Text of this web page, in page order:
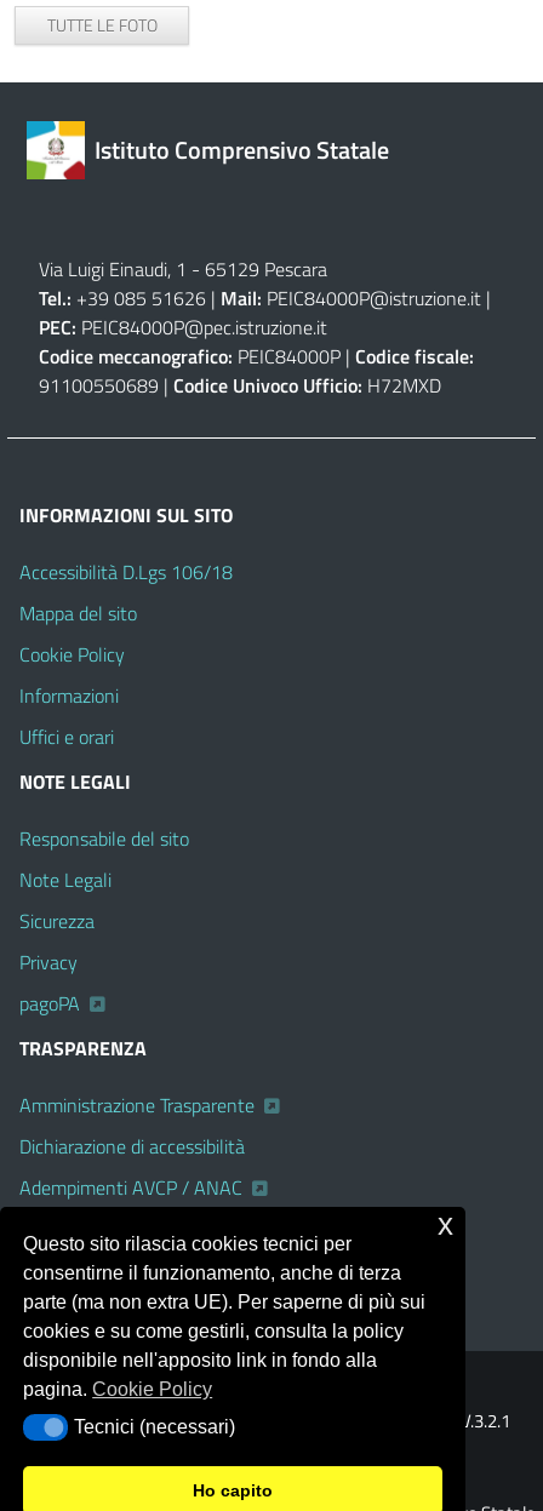
TUTTE LE FOTO
Istituto Comprensivo Statale
Via Luigi Einaudi, 1 - 65129 Pescara
Tel.: +39 085 51626 | Mail: PEIC84000P@istruzione.it |
PEC: PEIC84000P@pec.istruzione.it
Codice meccanografico: PEIC84000P | Codice fiscale:
91100550689 | Codice Univoco Ufficio: H72MXD
INFORMAZIONI SUL SITO
Accessibilità D.Lgs 106/18
Mappa del sito
Cookie Policy
Informazioni
Uffici e orari
NOTE LEGALI
Responsabile del sito
Note Legali
Sicurezza
Privacy
pagoPA
TRASPARENZA
Amministrazione Trasparente
Dichiarazione di accessibilità
Adempimenti AVCP / ANAC
Albo Pretorio on line
Accesso Civico
Portale realizzato con la piattaforma
Template Italia configurato sul tema accessibile
V.3.2.1
(Alioth)
Questo sito rilascia cookies tecnici per
consentirne il funzionamento, anche di terza
parte (ma non extra UE). Per saperne di più sui
cookies e su come gestirli, consulta la policy
disponibile nell'apposito link in fondo alla
pagina.Cookie Policy
Tecnici (necessari)
Tecnici (necessari)
Ho capito
x